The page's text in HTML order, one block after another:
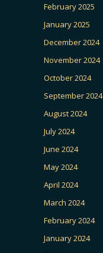
February 2025
January 2025
December 2024
November 2024
October 2024
September 2024
August 2024
July 2024
June 2024
May 2024
April 2024
March 2024
February 2024
January 2024